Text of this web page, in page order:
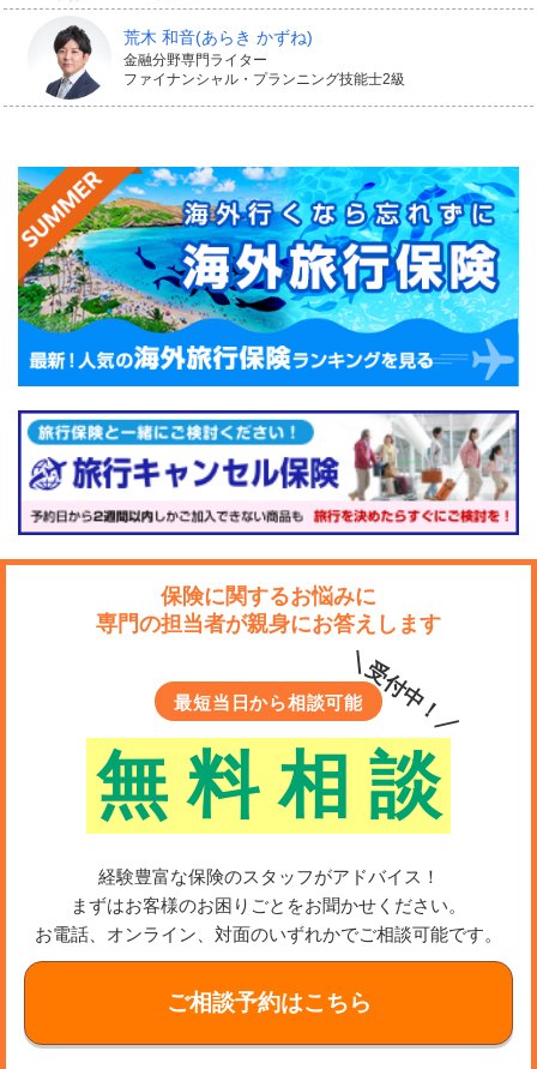
荒木 和音(あらき かずね)
金融分野専門ライター
ファイナンシャル・プランニング技能士2級
保険に関するお悩みに
専門の担当者が親身にお答えします
最短当日から相談可能
無 料 相 談
＼受付中！／
経験豊富な保険のスタッフがアドバイス！
まずはお客様のお困りごとをお聞かせください。
お電話、オンライン、対面のいずれかでご相談可能です。
ご相談予約はこちら